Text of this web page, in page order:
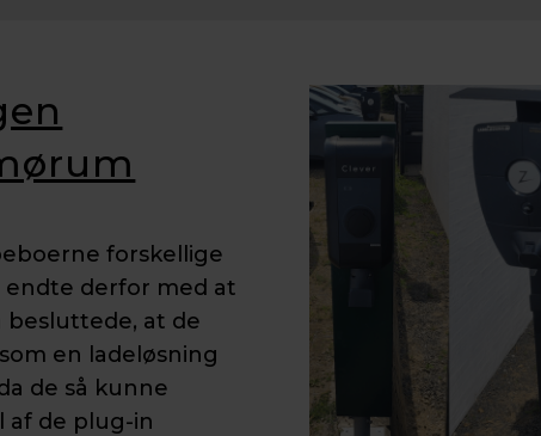
forskellige
endte derfor med at
besluttede, at de
en ladeløsning
de så kunne
af de plug-in